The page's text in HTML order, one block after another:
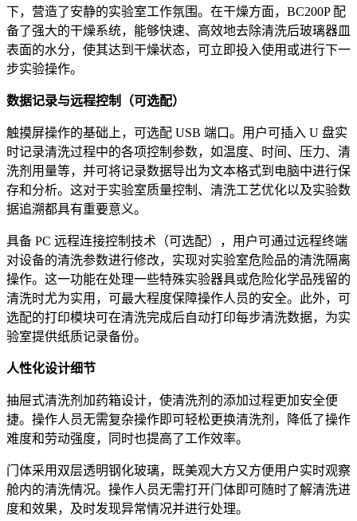
下，营造了安静的实验室工作氛围。在干燥方面，BC200P 配
备了强大的干燥系统，能够快速、高效地去除清洗后玻璃器皿
表面的水分，使其达到干燥状态，可立即投入使用或进行下一
步实验操作。
数据记录与远程控制（可选配）
触摸屏操作的基础上，可选配 USB 端口。用户可插入 U 盘实
时记录清洗过程中的各项控制参数，如温度、时间、压力、清
洗剂用量等，并可将记录数据导出为文本格式到电脑中进行保
存和分析。这对于实验室质量控制、清洗工艺优化以及实验数
据追溯都具有重要意义。
具备 PC 远程连接控制技术（可选配），用户可通过远程终端
对设备的清洗参数进行修改，实现对实验室危险品的清洗隔离
操作。这一功能在处理一些特殊实验器具或危险化学品残留的
清洗时尤为实用，可最大程度保障操作人员的安全。此外，可
选配的打印模块可在清洗完成后自动打印每步清洗数据，为实
验室提供纸质记录备份。
人性化设计细节
抽屉式清洗剂加药箱设计，使清洗剂的添加过程更加安全便
捷。操作人员无需复杂操作即可轻松更换清洗剂，降低了操作
难度和劳动强度，同时也提高了工作效率。
门体采用双层透明钢化玻璃，既美观大方又方便用户实时观察
舱内的清洗情况。操作人员无需打开门体即可随时了解清洗进
度和效果，及时发现异常情况并进行处理。